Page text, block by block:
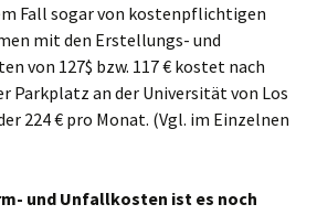
Fall sogar von kostenpflichtigen
mit den Erstellungs- und
von 127$ bzw. 117 € kostet nach
Parkplatz an der Universität von Los
224 € pro Monat. (Vgl. im Einzelnen
und Unfallkosten ist es noch